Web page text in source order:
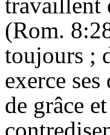
(Rom.
toujours ;
exerce
de grâce